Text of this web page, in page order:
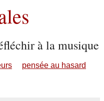
à la musique
pensée au hasard